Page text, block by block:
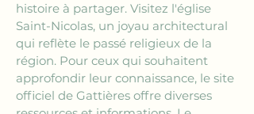
histoire à partager. Visitez l'église
Saint-Nicolas, un joyau architectural
qui reflète le passé religieux de la
région. Pour ceux qui souhaitent
approfondir leur connaissance, le site
officiel de Gattières offre diverses